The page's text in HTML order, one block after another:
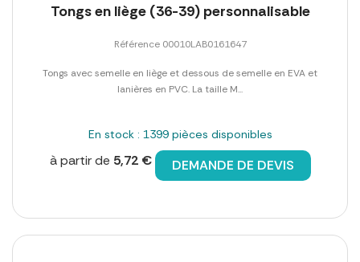
Tongs en liège (36-39) personnalisable
Référence 00010LAB0161647
Tongs avec semelle en liège et dessous de semelle en EVA et
lanières en PVC. La taille M...
En stock : 1399 pièces disponibles
à partir de 5,72 € DEMANDE DE DEVIS